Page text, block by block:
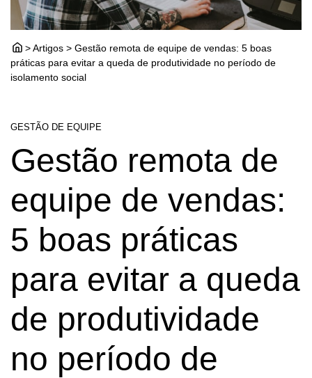
> Artigos > Gestão remota de equipe de vendas: 5 boas
práticas para evitar a queda de produtividade no período de
isolamento social
GESTÃO DE EQUIPE
Gestão remota de
equipe de vendas:
5 boas práticas
para evitar a queda
de produtividade
no período de